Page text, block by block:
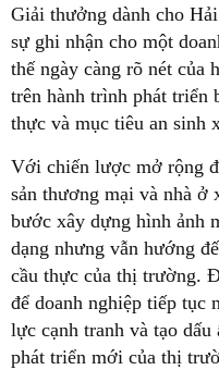
Giải thưởng dành cho
sự ghi nhận cho một
thế ngày càng rõ nét của
trên hành trình phát triển
thực và mục tiêu an sinh
Với chiến lược mở rộng
sản thương mại và nhà ở
bước xây dựng hình ảnh
dạng nhưng vẫn hướng
cầu thực của thị trường.
để doanh nghiệp tiếp tục
lực cạnh tranh và tạo
phát triển mới của thị